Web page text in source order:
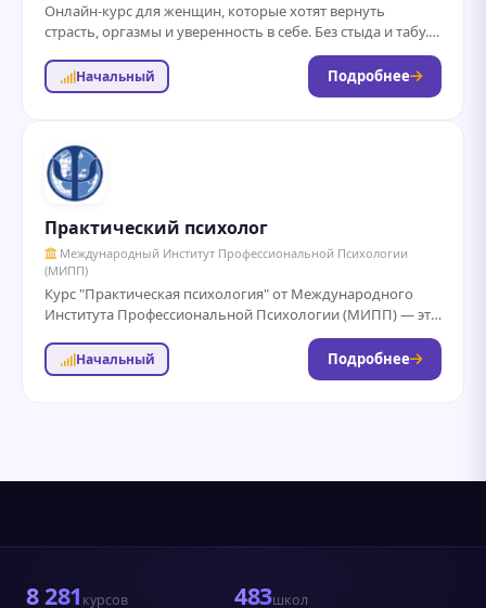
Онлайн-курс для женщин, которые хотят вернуть
страсть, оргазмы и уверенность в себе. Без стыда и табу.
Начальный Подробнее
Практический психолог
Международный Институт Профессиональной Психологии
(МИПП)
Курс "Практическая психология" от Международного
Института Профессиональной Психологии (МИПП) — это
6-месячная программа обучения с государственной
лицензией, включающая 48 лекций,...
Начальный Подробнее
8 281 курсов 483школ